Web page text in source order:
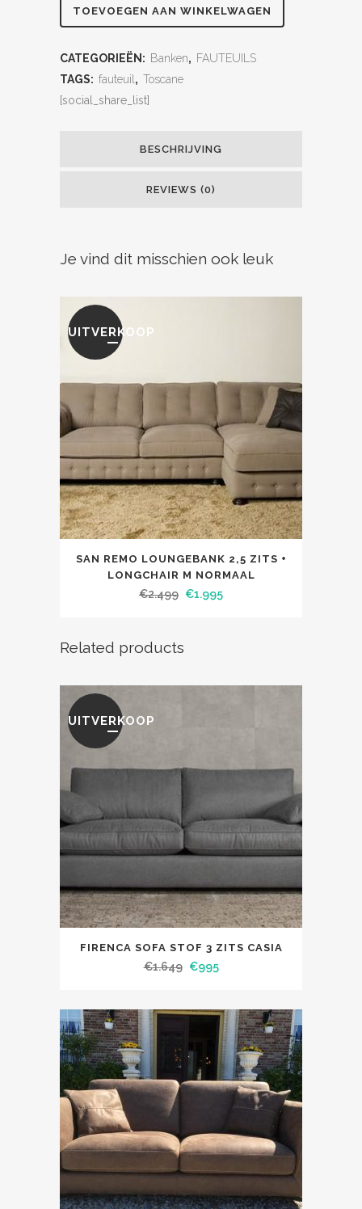
TOEVOEGEN AAN WINKELWAGEN
CATEGORIEËN: Banken, FAUTEUILS
TAGS: fauteuil , Toscane
[social_share_list]
BESCHRIJVING
REVIEWS (0)
Je vind dit misschien ook leuk
UITVERKOOP
SAN REMO LOUNGEBANK 2,5 ZITS +
LONGCHAIR M NORMAAL
€2.499 €1.995
Related products
UITVERKOOP
FIRENCA SOFA STOF 3 ZITS CASIA
€1.649 €995